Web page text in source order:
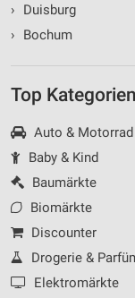
›
Duisburg
›
Bochum
Top Kategorien
Auto & Motorrad
Baby & Kind
Baumärkte
Biomärkte
Discounter
Drogerie &
Elektromärkte